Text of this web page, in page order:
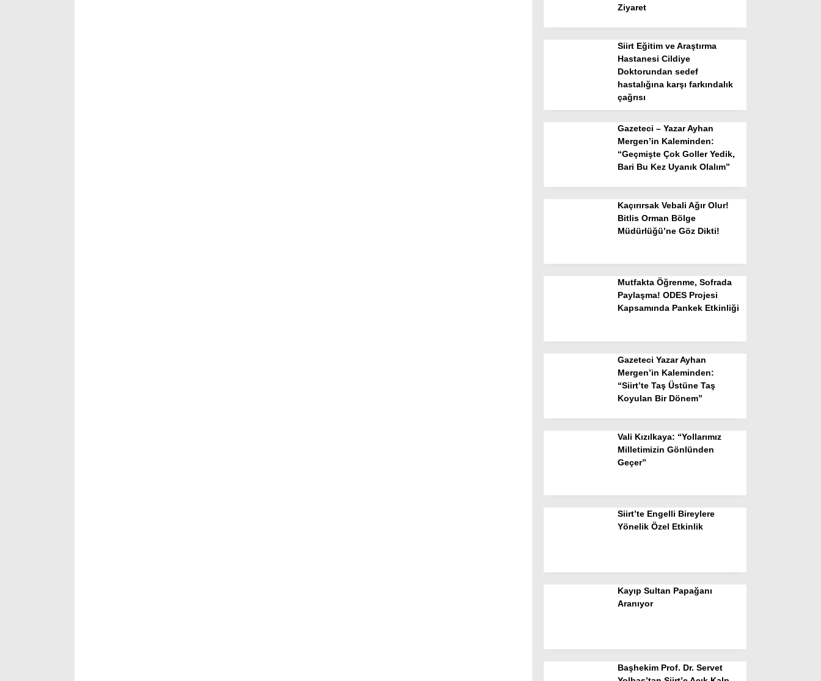
Ziyaret
Siirt Eğitim ve Araştırma
Hastanesi Cildiye
Doktorundan sedef
hastalığına karşı farkındalık
çağrısı
Gazeteci – Yazar Ayhan
Mergen’in Kaleminden:
“Geçmişte Çok Goller Yedik,
Bari Bu Kez Uyanık Olalım”
Kaçırırsak Vebali Ağır Olur!
Bitlis Orman Bölge
Müdürlüğü’ne Göz Dikti!
Mutfakta Öğrenme, Sofrada
Paylaşma! ODES Projesi
Kapsamında Pankek Etkinliği
Gazeteci Yazar Ayhan
Mergen’in Kaleminden:
“Siirt’te Taş Üstüne Taş
Koyulan Bir Dönem”
Vali Kızılkaya: “Yollarımız
Milletimizin Gönlünden
Geçer”
Siirt’te Engelli Bireylere
Yönelik Özel Etkinlik
Kayıp Sultan Papağanı
Aranıyor
Başhekim Prof. Dr. Servet